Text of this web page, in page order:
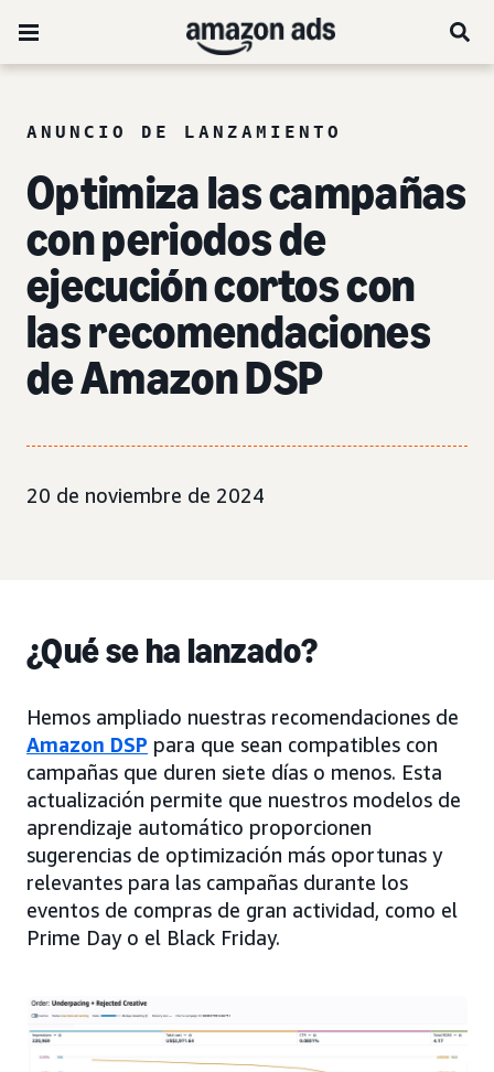
ANUNCIO DE LANZAMIENTO
Optimiza las campañas
con periodos de
ejecución cortos con
las recomendaciones
de Amazon DSP
20 de noviembre de 2024
¿Qué se ha lanzado?
Hemos ampliado nuestras recomendaciones de
Amazon DSP para que sean compatibles con
campañas que duren siete días o menos. Esta
actualización permite que nuestros modelos de
aprendizaje automático proporcionen
sugerencias de optimización más oportunas y
relevantes para las campañas durante los
eventos de compras de gran actividad, como el
Prime Day o el Black Friday.